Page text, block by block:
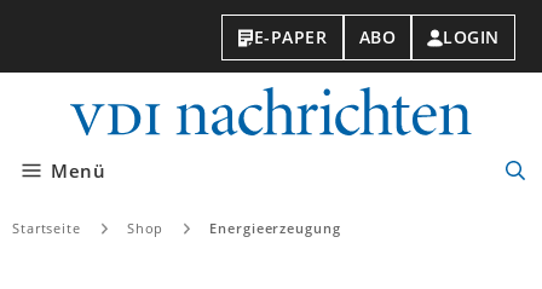
E-PAPER ABO LOGIN
Menü
Startseite Shop Energieerzeugung